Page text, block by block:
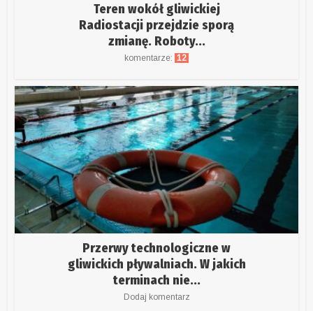
Teren wokół gliwickiej
Radiostacji przejdzie sporą
zmianę. Roboty...
komentarze: 12
Przerwy technologiczne w
gliwickich pływalniach. W jakich
terminach nie...
Dodaj komentarz